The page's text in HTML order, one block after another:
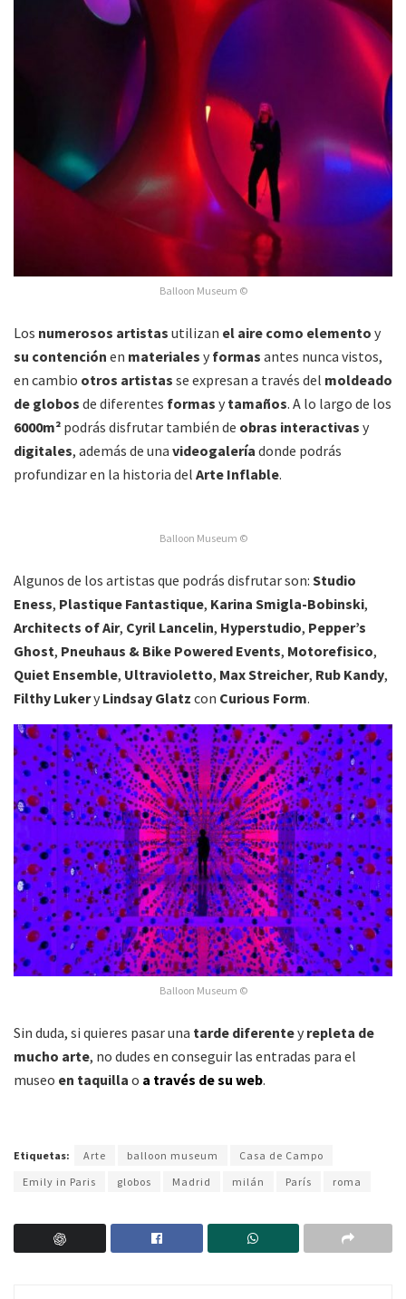
Balloon Museum ©
Los numerosos artistas utilizan el aire como elemento y
su contención en materiales y formas antes nunca vistos,
en cambio otros artistas se expresan a través del moldeado
de globos de diferentes formas y tamaños. A lo largo de los
6000m² podrás disfrutar también de obras interactivas y
digitales, además de una videogalería donde podrás
profundizar en la historia del Arte Inflable.
Balloon Museum ©
Algunos de los artistas que podrás disfrutar son: Studio
Eness, Plastique Fantastique, Karina Smigla-Bobinski,
Architects of Air, Cyril Lancelin, Hyperstudio, Pepper’s
Ghost, Pneuhaus & Bike Powered Events, Motorefisico,
Quiet Ensemble, Ultravioletto, Max Streicher, Rub Kandy,
Filthy Lukery Lindsay Glatz con Curious Form.
Balloon Museum ©
Sin duda, si quieres pasar una tarde diferentey repleta de
mucho arte, no dudes en conseguir las entradas para el
museo en taquilla o a través de su web.
Etiquetas: Arte balloon museum
Casa de Campo
Emily in Paris
globos Madrid milán París roma